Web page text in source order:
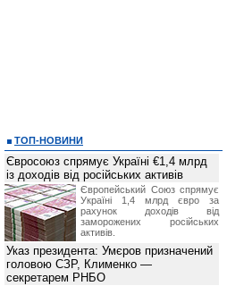
ТОП-НОВИНИ
Євросоюз спрямує Україні €1,4 млрд
із доходів від російських активів
Європейський Союз спрямує
Україні 1,4 млрд євро за
рахунок доходів від
заморожених російських
активів.
Указ президента: Умєров призначений
головою СЗР, Клименко —
секретарем РНБО